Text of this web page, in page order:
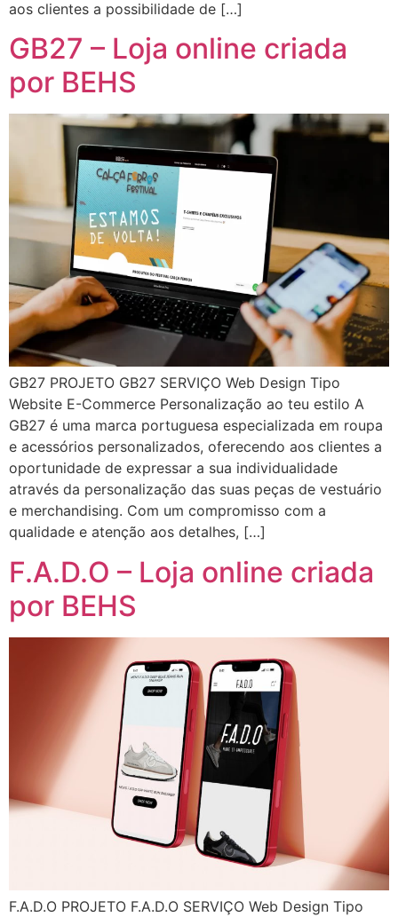
aos clientes a possibilidade de […]
GB27 – Loja online criada
por BEHS
GB27 PROJETO GB27 SERVIÇO Web Design Tipo
Website E-Commerce Personalização ao teu estilo A
GB27 é uma marca portuguesa especializada em roupa
e acessórios personalizados, oferecendo aos clientes a
oportunidade de expressar a sua individualidade
através da personalização das suas peças de vestuário
e merchandising. Com um compromisso com a
qualidade e atenção aos detalhes, […]
F.A.D.O – Loja online criada
por BEHS
F.A.D.O PROJETO F.A.D.O SERVIÇO Web Design Tipo